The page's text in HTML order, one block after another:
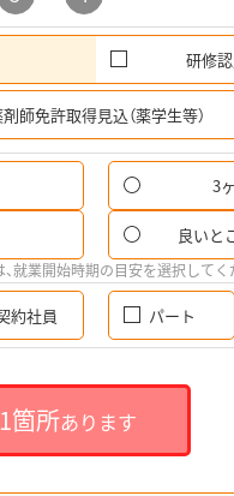
研修
師免許取得見込（薬学生等）
3
良いと
就業開始時期の目安を選択してく
約社員 パート
箇所あります